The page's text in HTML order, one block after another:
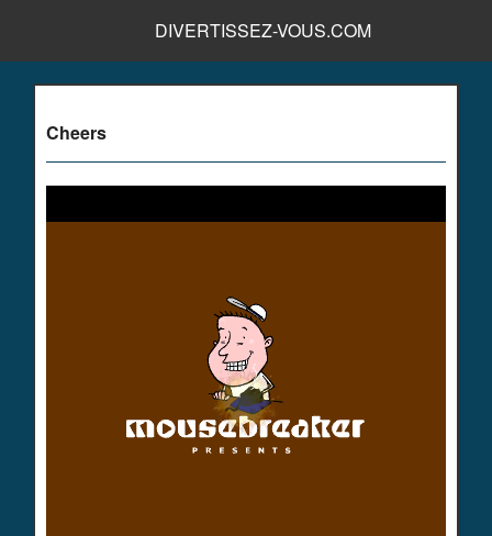
DIVERTISSEZ-VOUS.COM
Cheers